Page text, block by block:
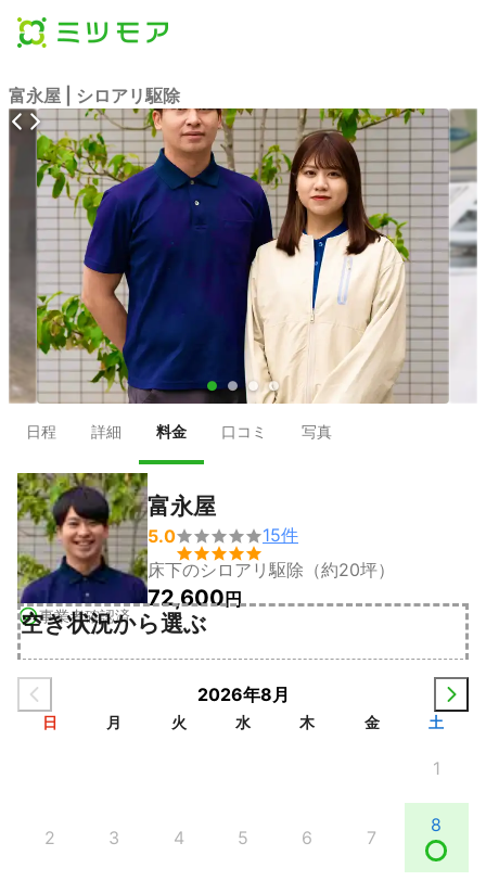
富永屋 | シロアリ駆除
● ● ● ●
日程 詳細 料金 口コミ 写真
事業者確認済
富永屋
5.0

15件
床下のシロアリ駆除（約20坪）
72,600円
空き状況から選ぶ
2026年8月
日 月 火 水 木 金 土
1
2 3 4 5 6 7
8